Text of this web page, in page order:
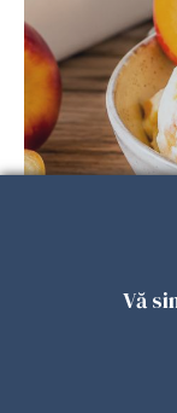
Înghețata de
câteva
Vă